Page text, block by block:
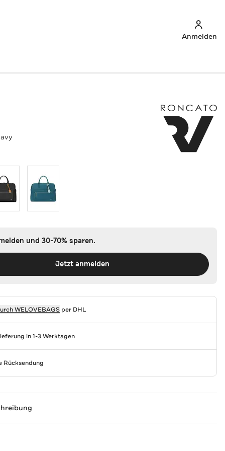
Anmelden
und 30-70% sparen.
Jetzt anmelden
WELOVEBAGS per DHL
in 1-3 Werktagen
Rücksendung